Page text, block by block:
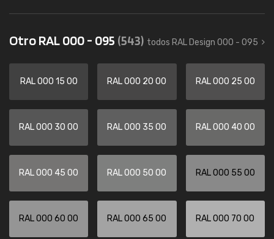
Otro RAL 000 - 095 (543) todos RAL Design 000 - 095
RAL 000 15 00 RAL 000 20 00 RAL 000 25 00
RAL 000 30 00 RAL 000 35 00 RAL 000 40 00
RAL 000 45 00 RAL 000 50 00 RAL 000 55 00
RAL 000 60 00 RAL 000 65 00 RAL 000 70 00